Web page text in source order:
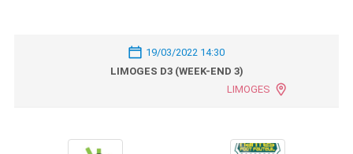
19/03/2022 14:30
LIMOGES D3 (WEEK-END 3)
LIMOGES